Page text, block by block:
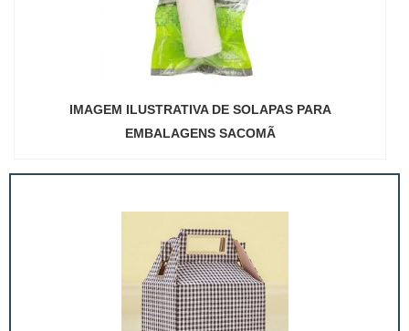
IMAGEM ILUSTRATIVA DE SOLAPAS PARA
EMBALAGENS SACOMÃ